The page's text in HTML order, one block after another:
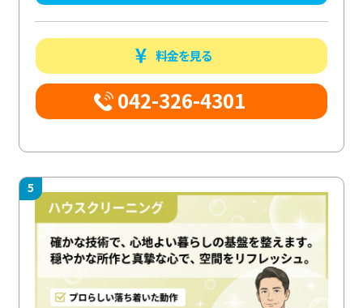
料金を見る
042-326-4301
5